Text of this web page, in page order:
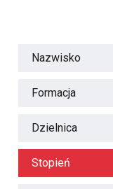
Nazwisko
Formacja
Dzielnica
Stopień